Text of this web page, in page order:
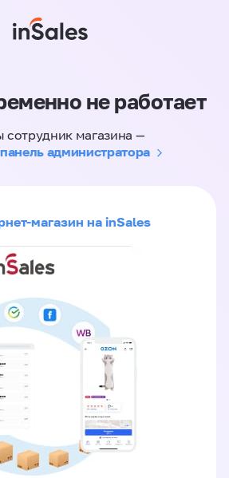
не работает
сотрудник магазина —
администратора
магазин на inSales